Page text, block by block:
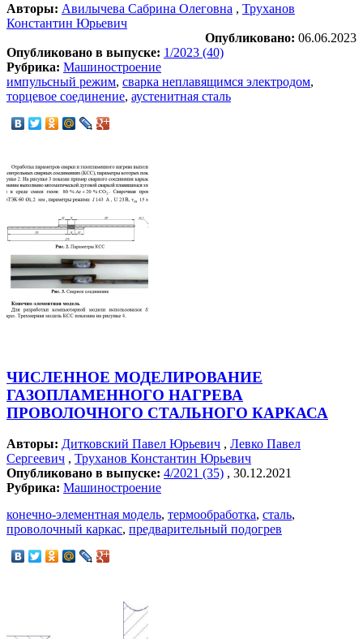
Авторы: Авилычева Сабрина Олеговна , Труханов
Константин Юрьевич
Опубликовано: 06.06.2023
Опубликовано в выпуске: 1/2023 (40)
Рубрика: Машиностроение
импульсный режим, сварка неплавящимся электродом,
торцевое соединение, аустенитная сталь
ЧИСЛЕННОЕ МОДЕЛИРОВАНИЕ
ГАЗОПЛАМЕННОГО НАГРЕВА
ПРОВОЛОЧНОГО СТАЛЬНОГО КАРКАСА
Авторы: Дитковский Павел Юрьевич , Левко Павел
Сергеевич , Труханов Константин Юрьевич
Опубликовано в выпуске: 4/2021 (35) , 30.12.2021
Рубрика: Машиностроение
конечно-элементная модель, термообработка, сталь,
проволочный каркас, предварительный подогрев